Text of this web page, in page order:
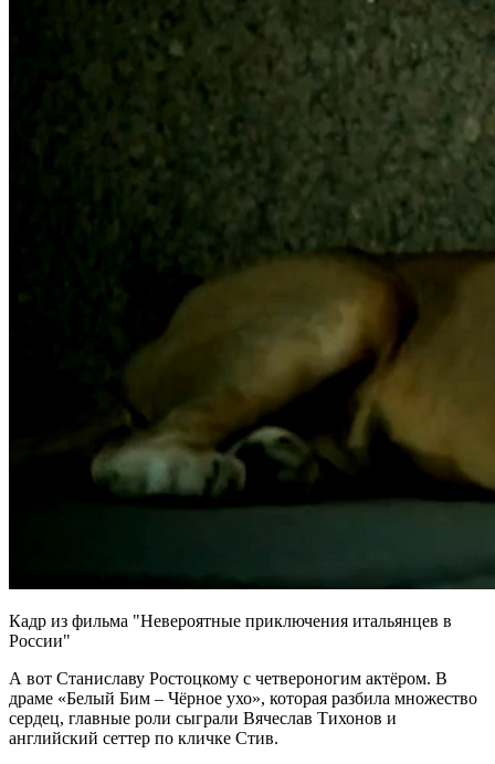
Кадр из фильма "Невероятные приключения итальянцев в
России"
А вот Станиславу Ростоцкому с четвероногим актёром. В
драме «Белый Бим – Чёрное ухо», которая разбила множество
сердец, главные роли сыграли Вячеслав Тихонов и
английский сеттер по кличке Стив.